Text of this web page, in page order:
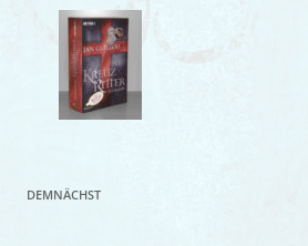
DEMNÄCHST